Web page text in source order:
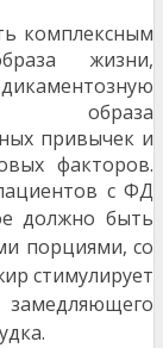
комплексным
жизни,
образа
привычек и
факторов.
с ФД
должно быть
порциями, со
стимулирует